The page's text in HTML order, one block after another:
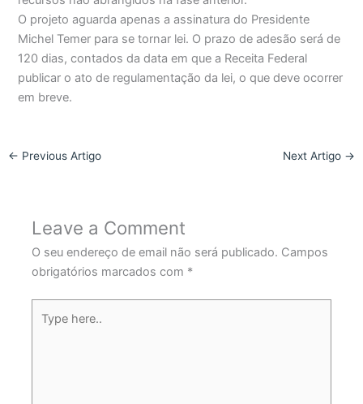
O projeto aguarda apenas a assinatura do Presidente
Michel Temer para se tornar lei. O prazo de adesão será de
120 dias, contados da data em que a Receita Federal
publicar o ato de regulamentação da lei, o que deve ocorrer
em breve.
← Previous Artigo Next Artigo →
Leave a Comment
O seu endereço de email não será publicado. Campos
obrigatórios marcados com *
here..